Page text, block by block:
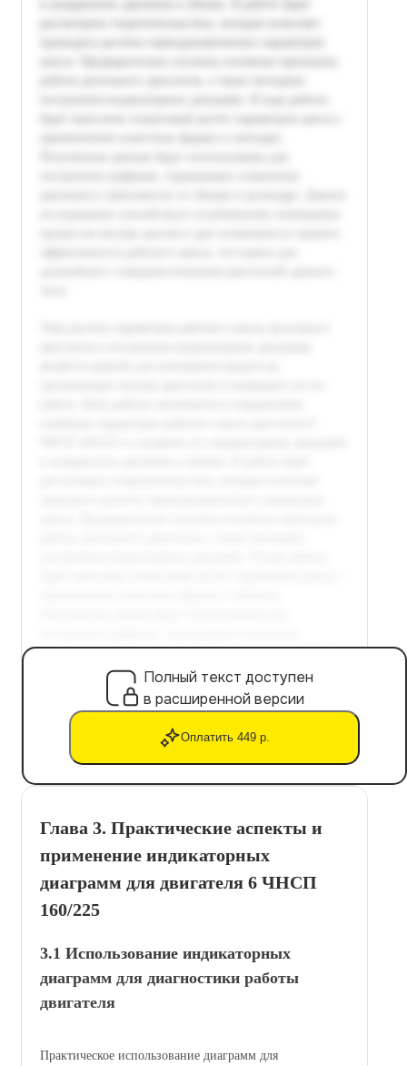
Полный текст доступен
в расширенной версии
Оплатить 449 р.
Глава 3. Практические аспекты и
применение индикаторных
диаграмм для двигателя 6 ЧНСП
160/225
3.1 Использование индикаторных
диаграмм для диагностики работы
двигателя
Практическое использование диаграмм для